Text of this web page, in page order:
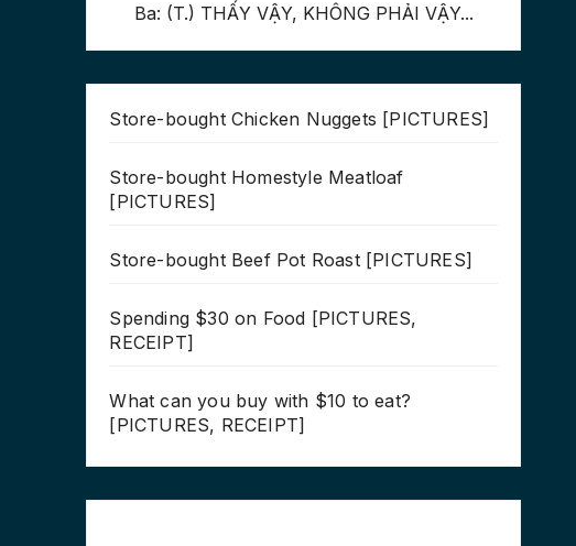
Ba: (T.) THẤY VẬY, KHÔNG PHẢI VẬY...
Store-bought Chicken Nuggets [PICTURES]
Store-bought Homestyle Meatloaf
[PICTURES]
Store-bought Beef Pot Roast [PICTURES]
Spending $30 on Food [PICTURES,
RECEIPT]
What can you buy with $10 to eat?
[PICTURES, RECEIPT]